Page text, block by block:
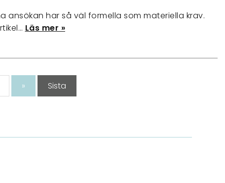
har så väl formella som materiella krav.
Läs mer »
» Sista